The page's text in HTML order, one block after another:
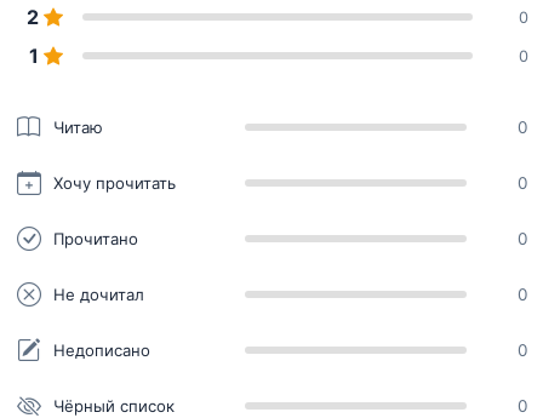
2 0
1 0
Читаю 0
Хочу прочитать 0
Прочитано 0
Не дочитал 0
Недописано 0
Чёрный список 0